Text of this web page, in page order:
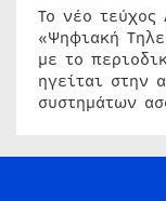
Το νέο τεύχος
«Ψηφιακή
με το
ηγείται στην
συστημάτων